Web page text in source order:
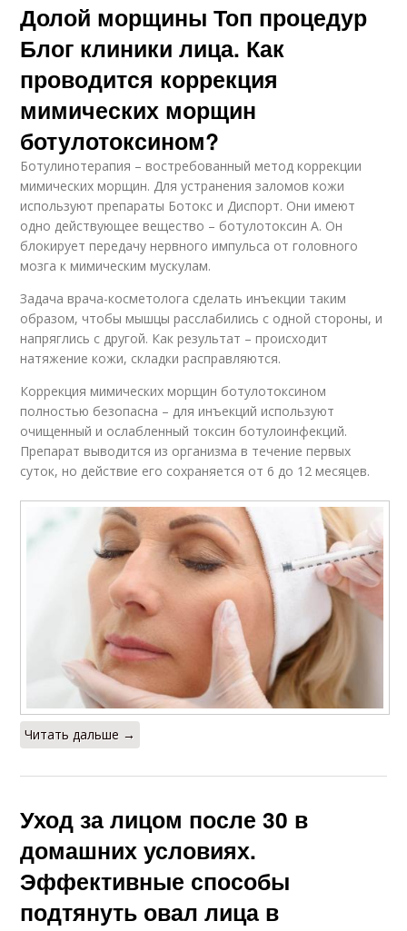
Долой морщины Топ процедур
Блог клиники лица. Как
проводится коррекция
мимических морщин
ботулотоксином?
Ботулинотерапия – востребованный метод коррекции
мимических морщин. Для устранения заломов кожи
используют препараты Ботокс и Диспорт. Они имеют
одно действующее вещество – ботулотоксин А. Он
блокирует передачу нервного импульса от головного
мозга к мимическим мускулам.
Задача врача-косметолога сделать инъекции таким
образом, чтобы мышцы расслабились с одной стороны, и
напряглись с другой. Как результат – происходит
натяжение кожи, складки расправляются.
Коррекция мимических морщин ботулотоксином
полностью безопасна – для инъекций используют
очищенный и ослабленный токсин ботулоинфекций.
Препарат выводится из организма в течение первых
суток, но действие его сохраняется от 6 до 12 месяцев.
Читать дальше →
Уход за лицом после 30 в
домашних условиях.
Эффективные способы
подтянуть овал лица в